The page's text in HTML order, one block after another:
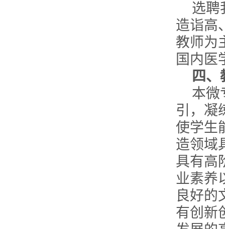
选聘
造诣高
教师为
国内医
四、
本微
引，凝
使学生
造领域
具有高
业素养
良好的
有创新